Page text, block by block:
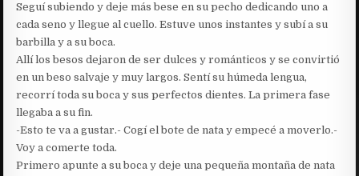
Seguí subiendo y deje más bese en su pecho dedicando uno a
cada seno y llegue al cuello. Estuve unos instantes y subí a su
barbilla y a su boca.
Allí los besos dejaron de ser dulces y románticos y se convirtió
en un beso salvaje y muy largos. Sentí su húmeda lengua,
recorrí toda su boca y sus perfectos dientes. La primera fase
llegaba a su fin.
-Esto te va a gustar.- Cogí el bote de nata y empecé a moverlo.-
Voy a comerte toda.
Primero apunte a su boca y deje una pequeña montaña de nata